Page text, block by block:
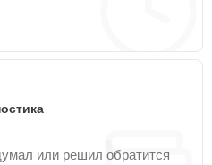
или решил обратится